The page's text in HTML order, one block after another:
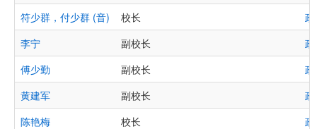
符少群，付少群 (音)
校长
李宁
副校长
傅少勤
副校长
黄建军
副校长
陈艳梅
校长